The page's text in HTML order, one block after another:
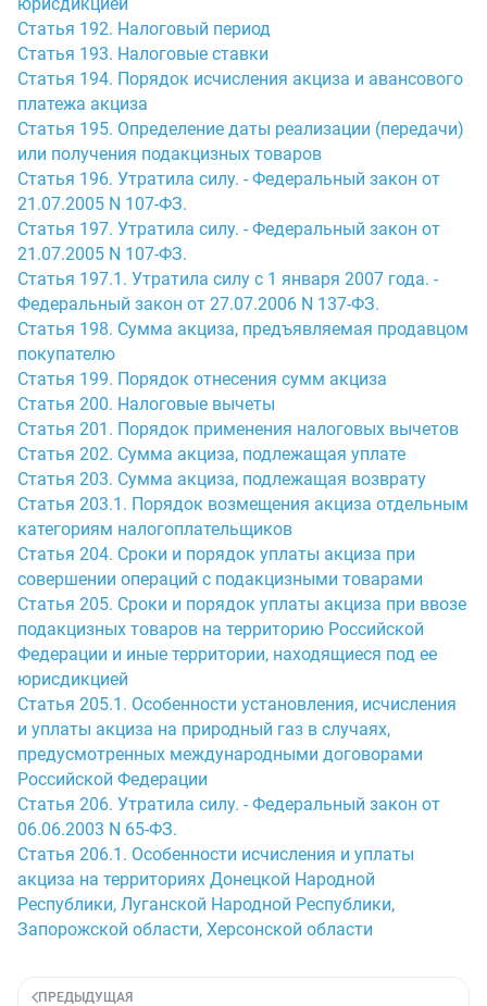
Статья 192. Налоговый период
Статья 193. Налоговые ставки
Статья 194. Порядок исчисления акциза и авансового
платежа акциза
Статья 195. Определение даты реализации (передачи)
или получения подакцизных товаров
Статья 196. Утратила силу. - Федеральный закон от
21.07.2005 N 107-ФЗ.
Статья 197. Утратила силу. - Федеральный закон от
21.07.2005 N 107-ФЗ.
Статья 197.1. Утратила силу с 1 января 2007 года. -
Федеральный закон от 27.07.2006 N 137-ФЗ.
Статья 198. Сумма акциза, предъявляемая продавцом
покупателю
Статья 199. Порядок отнесения сумм акциза
Статья 200. Налоговые вычеты
Статья 201. Порядок применения налоговых вычетов
Статья 202. Сумма акциза, подлежащая уплате
Статья 203. Сумма акциза, подлежащая возврату
Статья 203.1. Порядок возмещения акциза отдельным
категориям налогоплательщиков
Статья 204. Сроки и порядок уплаты акциза при
совершении операций с подакцизными товарами
Статья 205. Сроки и порядок уплаты акциза при ввозе
подакцизных товаров на территорию Российской
Федерации и иные территории, находящиеся под ее
юрисдикцией
Статья 205.1. Особенности установления, исчисления
и уплаты акциза на природный газ в случаях,
предусмотренных международными договорами
Российской Федерации
Статья 206. Утратила силу. - Федеральный закон от
06.06.2003 N 65-ФЗ.
Статья 206.1. Особенности исчисления и уплаты
акциза на территориях Донецкой Народной
Республики, Луганской Народной Республики,
Запорожской области, Херсонской области
ПРЕДЫДУЩАЯ